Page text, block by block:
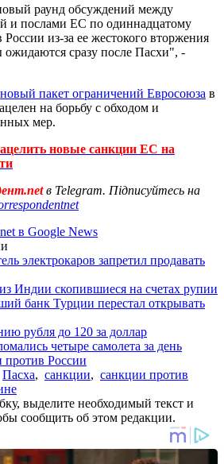
раунд обсуждений между
и послами ЕС по одиннадцатому
из-за ее жестокого вторжения
сразу после Пасхи", -
новый пакет ограничений Евросоюза в
на борьбу с обходом и
мер.
новые санкции ЕС на
в Telegram. Підписуйтесь на
в Google News
электрокаров запретил продавать
Индии скопившиеся на счетах рупии
банк Турции перестал открывать
рубля до 120 за доллар
четыре самолета за день
России
Пасха, санкции, санкции против
выделите необходимый текст и
сообщить об этом редакции.